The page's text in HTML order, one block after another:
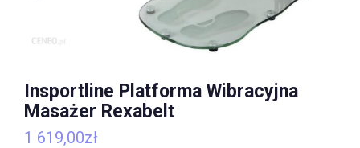
Insportline Platforma Wibracyjna
Masażer Rexabelt
1 619,00zł